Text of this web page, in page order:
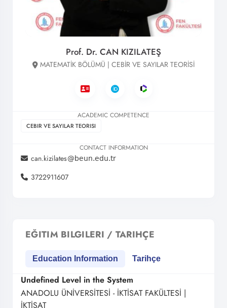
Prof. Dr. CAN KIZILATEŞ
MATEMATİK BÖLÜMÜ | CEBİR VE SAYILAR TEORİSİ
ACADEMIC COMPETENCE
CEBIR VE SAYILAR TEORISI
CONTACT INFORMATION
can.kizilates
3722911607
EĞITIM BILGILERI / TARIHÇE
Education Information Tarihçe
Undefined Level in the System
ANADOLU ÜNİVERSİTESİ - İKTİSAT FAKÜLTESİ |
İKTİSAT